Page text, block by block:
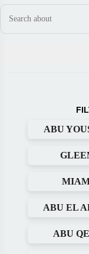
ABU
ABU EL
ABU